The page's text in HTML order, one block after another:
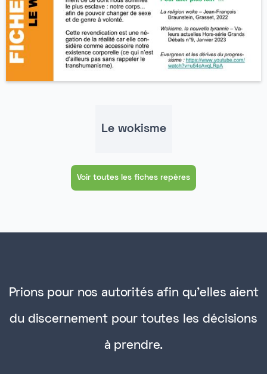
Le wokisme
Voir toutes les fiches repères
Prions pour nos autorités afin qu'elles aient
du discernement pour toutes les décisions
à prendre.